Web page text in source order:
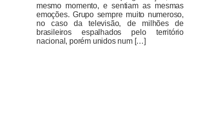
mesmo momento, e sentiam as mesmas
emoções. Grupo sempre muito numeroso,
no caso da televisão, de milhões de
brasileiros espalhados pelo território
nacional, porém unidos num […]